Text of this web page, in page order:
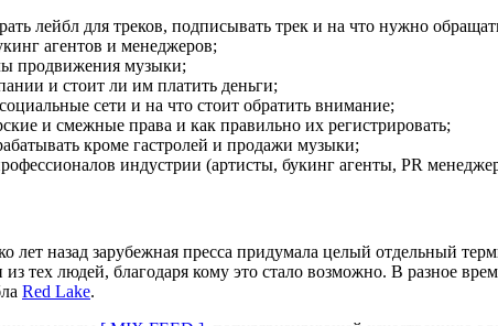
лейбл для треков, подписывать трек и на что нужно
агентов и менеджеров;
продвижения музыки;
и стоит ли им платить деньги;
сети и на что стоит обратить внимание;
и смежные права и как правильно их регистрировать;
кроме гастролей и продажи музыки;
индустрии (артисты, букинг агенты, PR
лет назад зарубежная пресса придумала целый отдельный
тех людей, благодаря кому это стало возможно. В разное
Red Lake.